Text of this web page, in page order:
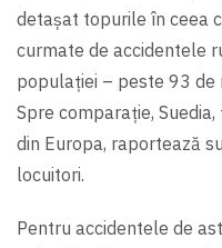
detașat topurile în ceea
curmate de accidentele
populației – peste 93 de
Spre comparație,
din Europa, raportează
locuitori.
Pentru accidentele de